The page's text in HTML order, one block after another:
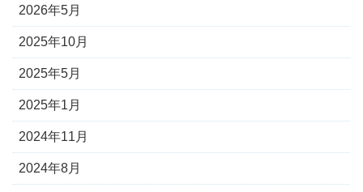
2026年5月
2025年10月
2025年5月
2025年1月
2024年11月
2024年8月